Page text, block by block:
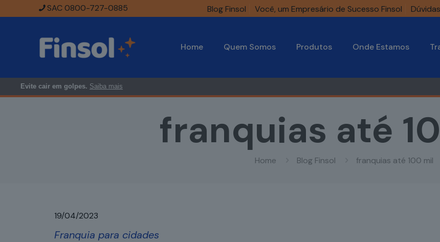
SAC 0800-727-0885 Blog Finsol Você, um Empresário de Sucesso Finsol
Home Quem Somos Produtos Onde Estamos
Evite cair em golpes. Saiba mais
franquias até
Home Blog Finsol franquias até 100 mil
19/04/2023
Franquia para cidades